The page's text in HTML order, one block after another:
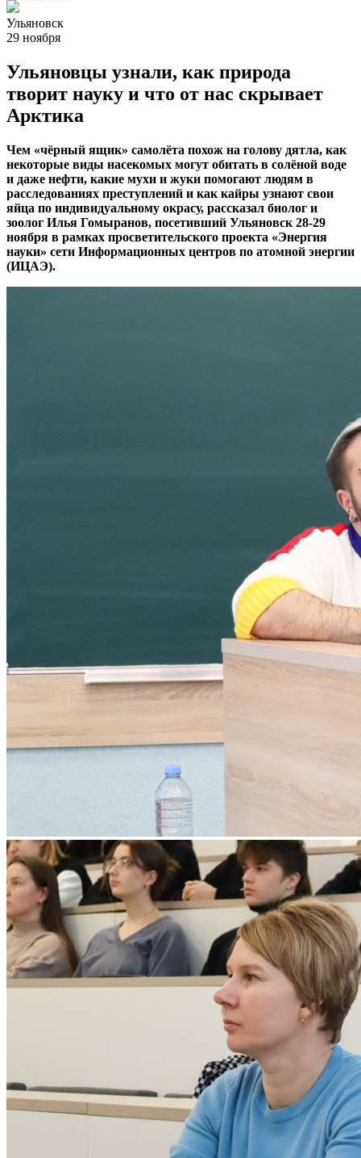
Ульяновск
29 ноября
Ульяновцы узнали, как природа
творит науку и что от нас скрывает
Арктика
Чем «чёрный ящик» самолёта похож на голову дятла, как
некоторые виды насекомых могут обитать в солёной воде
и даже нефти, какие мухи и жуки помогают людям в
расследованиях преступлений и как кайры узнают свои
яйца по индивидуальному окрасу, рассказал биолог и
зоолог Илья Гомыранов, посетивший Ульяновск 28-29
ноября в рамках просветительского проекта «Энергия
науки» сети Информационных центров по атомной энергии
(ИЦАЭ).